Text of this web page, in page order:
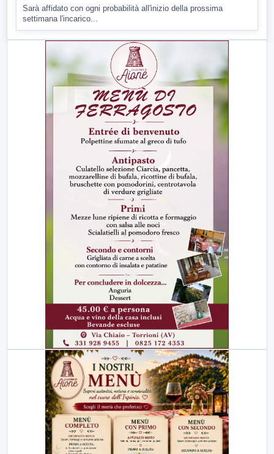
Sarà affidato con ogni probabilità all'inizio della prossima
settimana l'incarico...